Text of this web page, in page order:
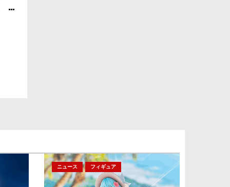
一
ニュース フィギュア